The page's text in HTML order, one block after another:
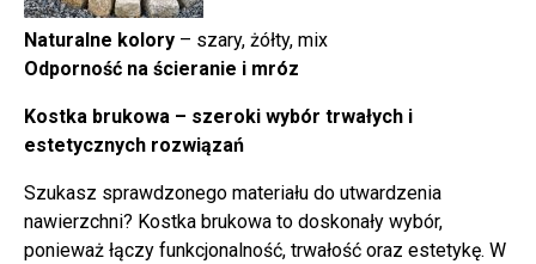
Naturalne kolory – szary, żółty, mix
Odporność na ścieranie i mróz
Kostka brukowa – szeroki wybór trwałych i
estetycznych rozwiązań
Szukasz sprawdzonego materiału do utwardzenia
nawierzchni? Kostka brukowa to doskonały wybór,
ponieważ łączy funkcjonalność, trwałość oraz estetykę. W